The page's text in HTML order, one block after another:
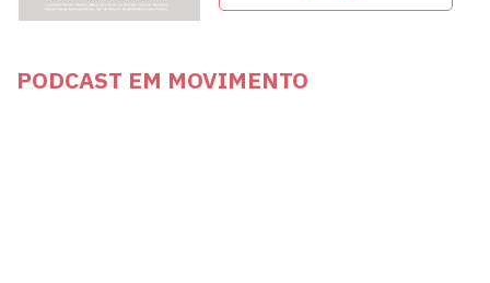
PODCAST EM MOVIMENTO